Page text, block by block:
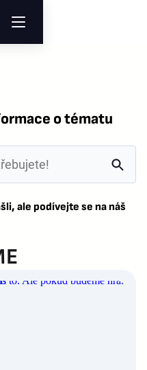
o tématu
ale podívejte se na náš